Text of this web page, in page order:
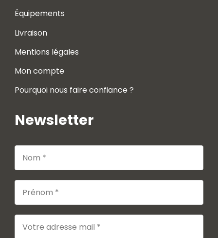
Équipements
Livraison
Mentions légales
Mon compte
Pourquoi nous faire confiance ?
Newsletter